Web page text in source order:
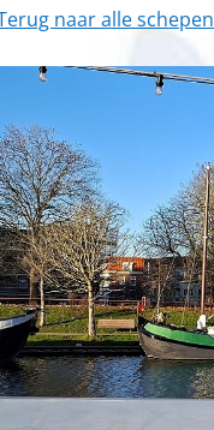
naar alle schepen